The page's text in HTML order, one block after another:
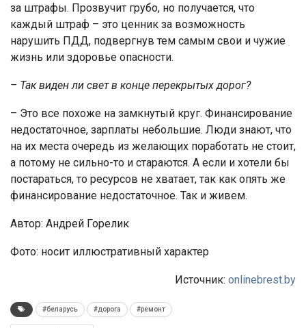
за штрафы. Прозвучит грубо, но получается, что
каждый штраф – это ценник за возможность
нарушить ПДД, подвергнув тем самым свои и чужие
жизнь или здоровье опасности.
– Так виден ли свет в конце перекрытых дорог?
– Это все похоже на замкнутый круг. Финансирование
недостаточное, зарплаты небольшие. Люди знают, что
на их места очередь из желающих поработать не стоит,
а потому не сильно-то и стараются. А если и хотели бы
постараться, то ресурсов не хватает, так как опять же
финансирование недостаточное. Так и живем.
Автор: Андрей Горелик
Фото: носит иллюстративный характер
Источник: onlinebrest.by
#беларусь #дорога #ремонт